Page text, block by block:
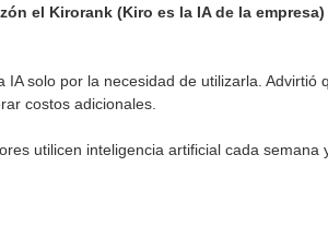
el Kirorank (Kiro es la IA de la
solo por la necesidad de utilizarla. Advirtió
costos adicionales.
utilicen inteligencia artificial cada semana